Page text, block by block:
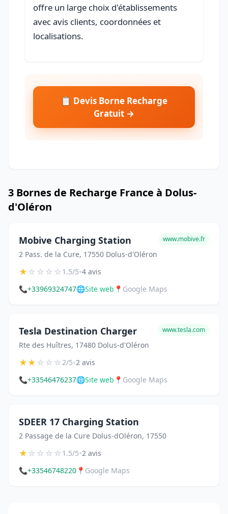
offre un large choix d'établissements
avec avis clients, coordonnées et
localisations.
📋 Devis Borne Recharge
Gratuit →
3 Bornes de Recharge France à Dolus-
d'Oléron
Mobive Charging Station
2 Pass. de la Cure, 17550 Dolus-d'Oléron
www.mobive.fr
★☆☆☆☆1.5/5•4 avis
📞+33969324747🌐Site web 📍 Google Maps
Tesla Destination Charger
Rte des Huîtres, 17480 Dolus-d'Oléron
www.tesla.com
★★☆☆☆2/5•2 avis
📞+33546476237🌐Site web 📍 Google Maps
SDEER 17 Charging Station
2 Passage de la Cure Dolus-dOléron, 17550
★☆☆☆☆1.5/5•2 avis
📞+33546748220 📍 Google Maps